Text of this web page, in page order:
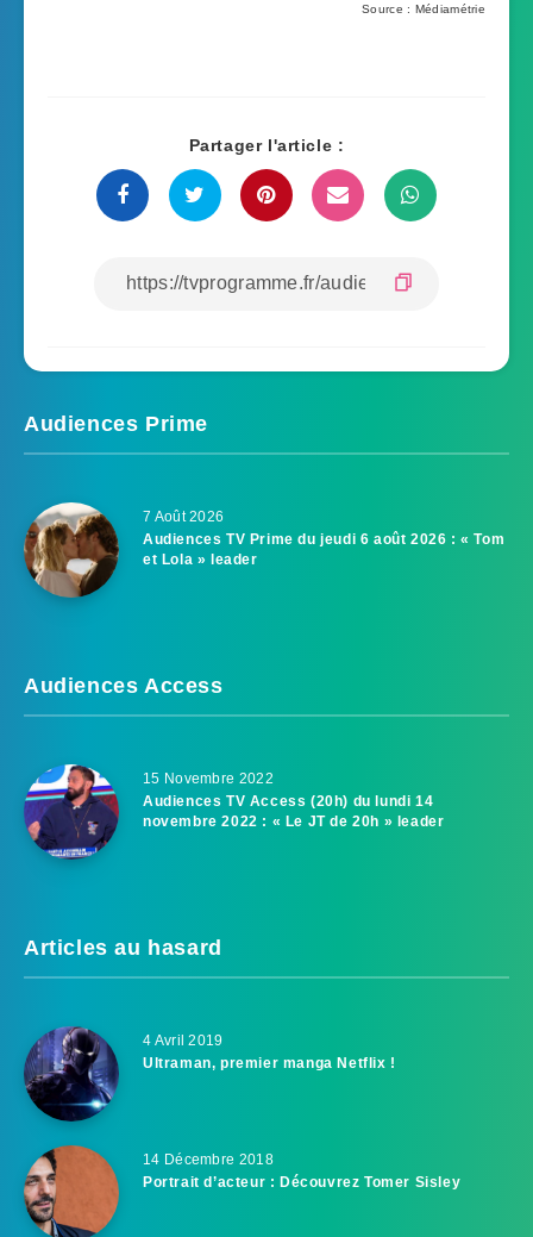
Source : Médiamétrie
Partager l'article :
Audiences Prime
7 Août 2026
Audiences TV Prime du jeudi 6 août 2026 : « Tom
et Lola » leader
Audiences Access
15 Novembre 2022
Audiences TV Access (20h) du lundi 14
novembre 2022 : « Le JT de 20h » leader
Articles au hasard
4 Avril 2019
Ultraman, premier manga Netflix !
14 Décembre 2018
Portrait d’acteur : Découvrez Tomer Sisley